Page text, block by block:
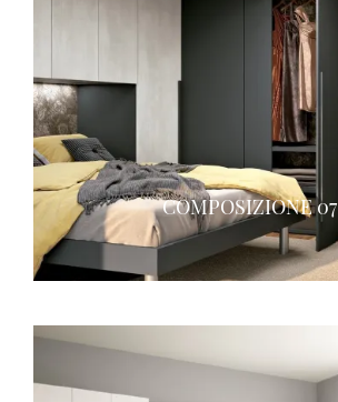
COMPOSIZIONE 07